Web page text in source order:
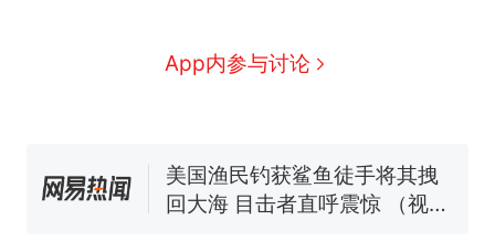
App内参与讨论
费大厨“全国小炒肉大王”称
来源：参考消息）
笔试第一被第二名传话劝弃考
官方通报